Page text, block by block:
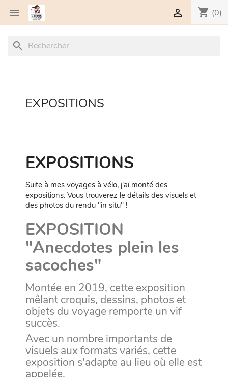
 shopping_cart (0)

search
EXPOSITIONS
EXPOSITIONS
Suite à mes voyages à vélo, j'ai monté des
expositions. Vous trouverez le détails des visuels et
des photos du rendu "in situ" !
EXPOSITION
"Anecdotes plein les
sacoches"
Montée en 2019, cette exposition
mêlant croquis, dessins, photos et
objets du voyage remporte un vif
succès.
Avec un nombre importants de
visuels aux formats variés, cette
exposition s'adapte au lieu où elle est
appelée.